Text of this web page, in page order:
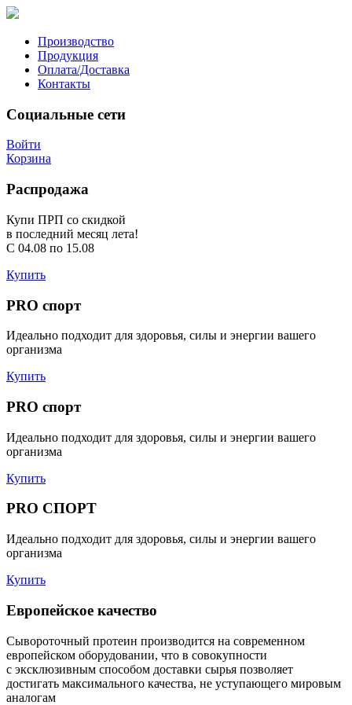
Производство
Продукция
Оплата/Доставка
Контакты
Социальные сети
Войти
Корзина
Распродажа
Купи ПРП со скидкой
в последний месяц лета!
C 04.08 по 15.08
Купить
PRO спорт
Идеально подходит для здоровья, силы и энергии вашего
организма
Купить
PRO спорт
Идеально подходит для здоровья, силы и энергии вашего
организма
Купить
PRO СПОРТ
Идеально подходит для здоровья, силы и энергии вашего
организма
Купить
Европейское качество
Сывороточный протеин производится на современном
европейском оборудовании, что в совокупности
с эксклюзивным способом доставки сырья позволяет
достигать максимального качества, не уступающего мировым
аналогам